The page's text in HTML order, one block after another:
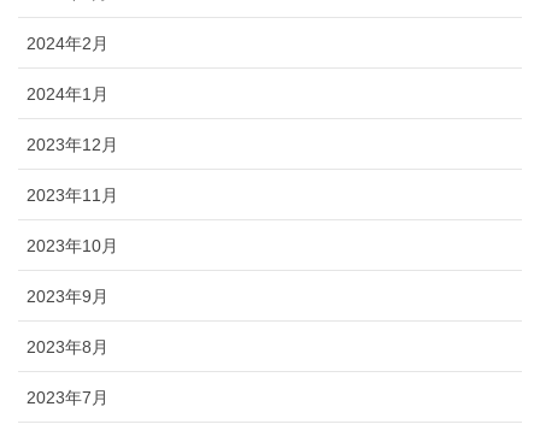
2024年2月
2024年1月
2023年12月
2023年11月
2023年10月
2023年9月
2023年8月
2023年7月